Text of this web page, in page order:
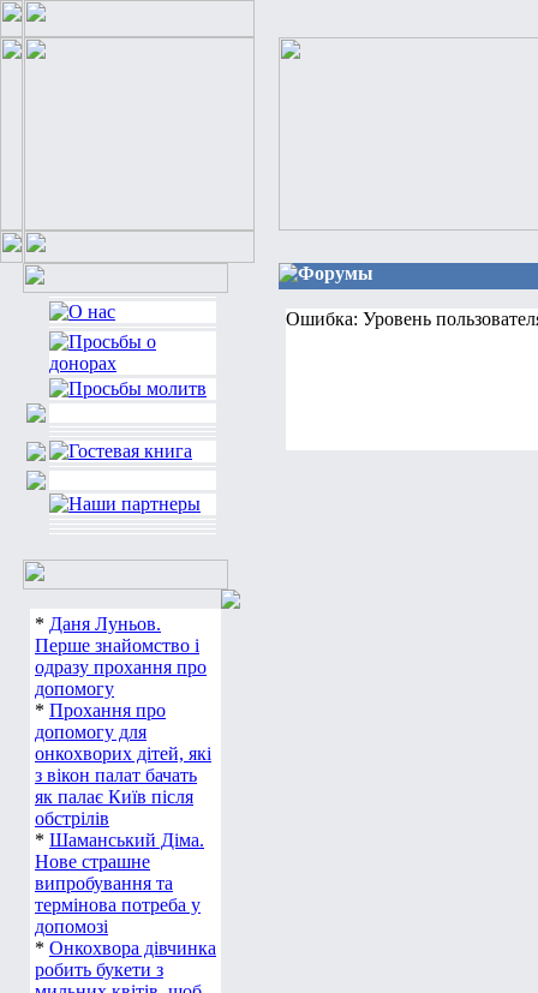
* Даня Луньов.
Перше знайомство і
одразу прохання про
допомогу
* Прохання про
допомогу для
онкохворих дітей, які
з вікон палат бачать
як палає Київ після
обстрілів
* Шаманський Діма.
Нове страшне
випробування та
термінова потреба у
допомозі
* Онкохвора дівчинка
робить букети з
Форумы
Ошибка: Уровень